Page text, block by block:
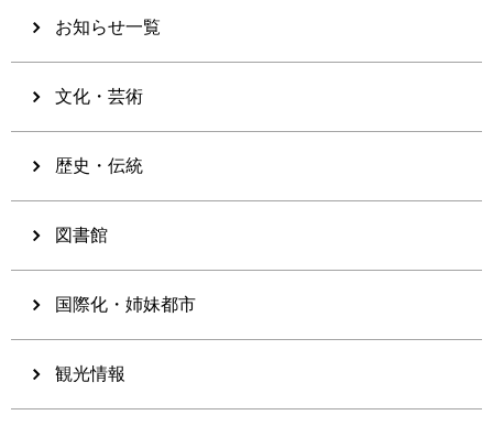
お知らせ一覧
文化・芸術
歴史・伝統
図書館
国際化・姉妹都市
観光情報